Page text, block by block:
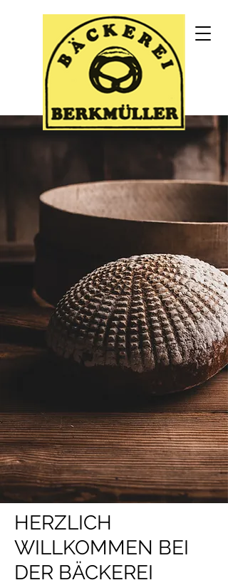
HERZLICH
WILLKOMMEN BEI
DER BÄCKEREI